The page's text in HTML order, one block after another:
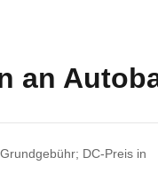
an
DC-Preis in